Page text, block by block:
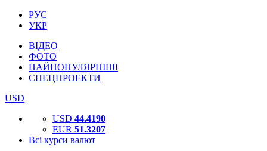
РУС
УКР
ВІДЕО
ФОТО
НАЙПОПУЛЯРНІШІ
СПЕЦПРОЕКТИ
USD
USD 44.4190
EUR 51.3207
Всі курси валют